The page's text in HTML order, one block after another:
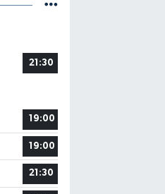
21:30
19:00
19:00
21:30